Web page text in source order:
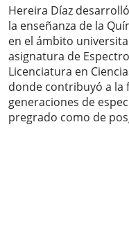
Hereira Díaz
la enseñanza de la
en el ámbito
asignatura de
Licenciatura en
donde contribuyó a la
generaciones de
pregrado como de